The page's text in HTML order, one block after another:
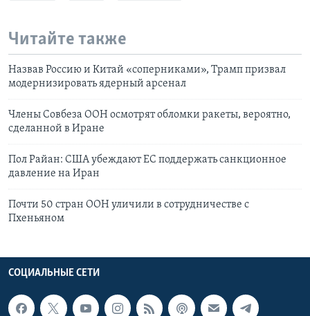
Читайте также
Назвав Россию и Китай «соперниками», Трамп призвал
модернизировать ядерный арсенал
Члены Совбеза ООН осмотрят обломки ракеты, вероятно,
сделанной в Иране
Пол Райан: США убеждают ЕС поддержать санкционное
давление на Иран
Почти 50 стран ООН уличили в сотрудничестве с
Пхеньяном
СОЦИАЛЬНЫЕ СЕТИ